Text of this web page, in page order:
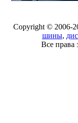
Copyright © 2006-
шины,
Все